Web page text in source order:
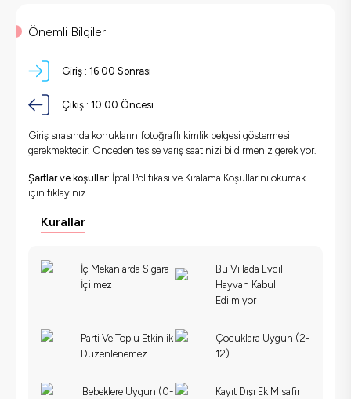
Önemli Bilgiler
Giriş : 16:00 Sonrası
Çıkış : 10:00 Öncesi
Giriş sırasında konukların fotoğraflı kimlik belgesi göstermesi
gerekmektedir. Önceden tesise varış saatinizi bildirmeniz gerekiyor.
Şartlar ve koşullar: İptal Politikası ve Kiralama Koşullarını okumak
için tıklayınız.
Kurallar
İç Mekanlarda Sigara
İçilmez
Bu Villada Evcil
Hayvan Kabul
Edilmiyor
Parti Ve Toplu Etkinlik
Düzenlenemez
Çocuklara Uygun (2-
12)
Bebeklere Uygun (0-
Kayıt Dışı Ek Misafir